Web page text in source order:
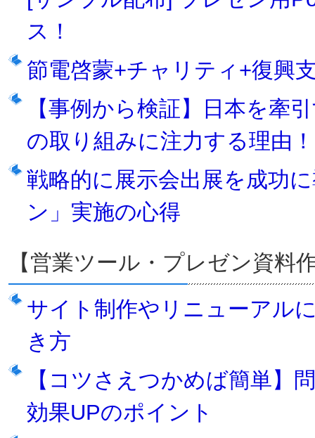
ス！
節電啓蒙+チャリティ+復興
【事例から検証】日本を牽
の取り組みに注力する理由！
戦略的に展示会出展を成功
ン」実施の心得
【営業ツール・プレゼン資料
サイト制作やリニューアル
き方
【コツさえつかめば簡単】
効果UPのポイント